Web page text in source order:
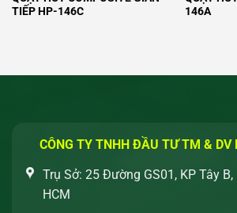
TIẾP HP-146C
146A
CÔNG TY TNHH ĐẦU TƯ TM & DV
Trụ Sở: 25 Đường GS01, KP Tây B,
HCM